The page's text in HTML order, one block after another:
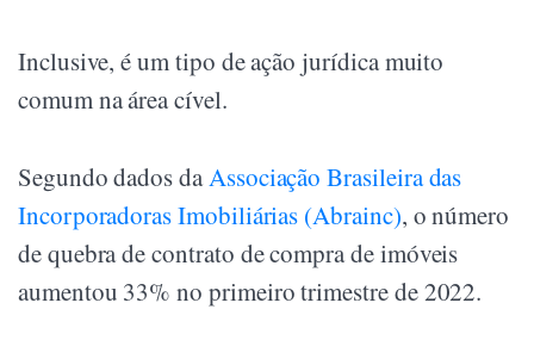
Inclusive, é um tipo de ação jurídica muito
comum na área cível.
Segundo dados daAssociação Brasileira das
Incorporadoras Imobiliárias (Abrainc), o número
de quebra de contrato de compra de imóveis
aumentou 33% no primeiro trimestre de 2022.